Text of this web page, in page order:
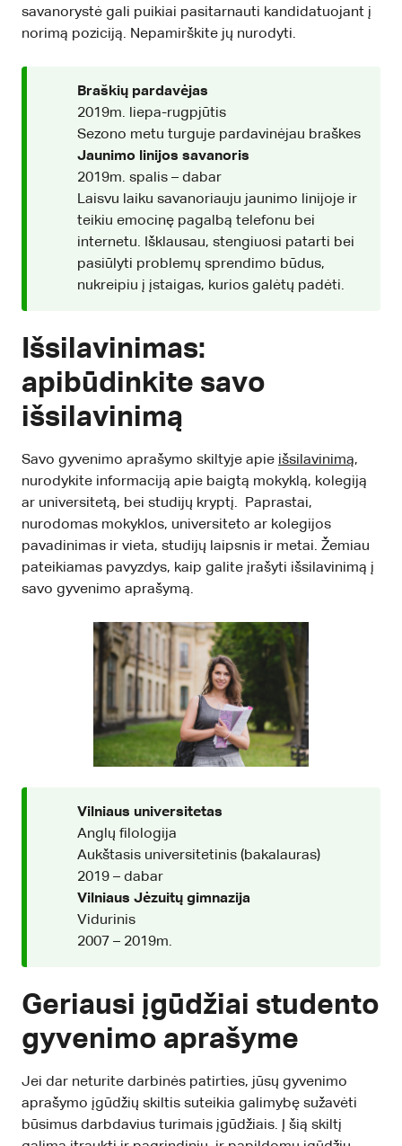
savanorystė gali puikiai pasitarnauti kandidatuojant į
norimą poziciją. Nepamirškite jų nurodyti.
Braškių pardavėjas
2019m. liepa-rugpjūtis
Sezono metu turguje pardavinėjau braškes
Jaunimo linijos savanoris
2019m. spalis – dabar
Laisvu laiku savanoriauju jaunimo linijoje ir
teikiu emocinę pagalbą telefonu bei
internetu. Išklausau, stengiuosi patarti bei
pasiūlyti problemų sprendimo būdus,
nukreipiu į įstaigas, kurios galėtų padėti.
Išsilavinimas:
apibūdinkite savo
išsilavinimą
Savo gyvenimo aprašymo skiltyje apie išsilavinimą,
nurodykite informaciją apie baigtą mokyklą, kolegiją
ar universitetą, bei studijų kryptį. Paprastai,
nurodomas mokyklos, universiteto ar kolegijos
pavadinimas ir vieta, studijų laipsnis ir metai. Žemiau
pateikiamas pavyzdys, kaip galite įrašyti išsilavinimą į
savo gyvenimo aprašymą.
Vilniaus universitetas
Anglų filologija
Aukštasis universitetinis (bakalauras)
2019 – dabar
Vilniaus Jėzuitų gimnazija
Vidurinis
2007 – 2019m.
Geriausi įgūdžiai studento
gyvenimo aprašyme
Jei dar neturite darbinės patirties, jūsų gyvenimo
aprašymo įgūdžių skiltis suteikia galimybę sužavėti
būsimus darbdavius turimais įgūdžiais. Į šią skiltį